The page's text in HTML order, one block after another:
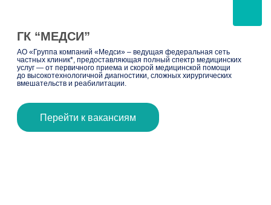
ГК “МЕДСИ”
АО «Группа компаний «Медси» – ведущая федеральная сеть
частных клиник*, предоставляющая полный спектр медицинских
услуг — от первичного приема и скорой медицинской помощи
до высокотехнологичной диагностики, сложных хирургических
вмешательств и реабилитации.
Перейти к вакансиям